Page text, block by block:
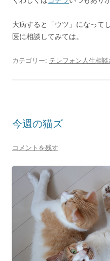
大病すると「ウツ」になって
医に相談してみては。
カテゴリー: テレフォン人生相
今週の猫ズ
コメントを残す